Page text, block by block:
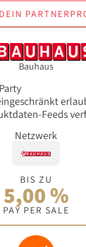
Bauhaus
Feeds
Netzwerk
BIS ZU
5,00 %
PAY PER SALE